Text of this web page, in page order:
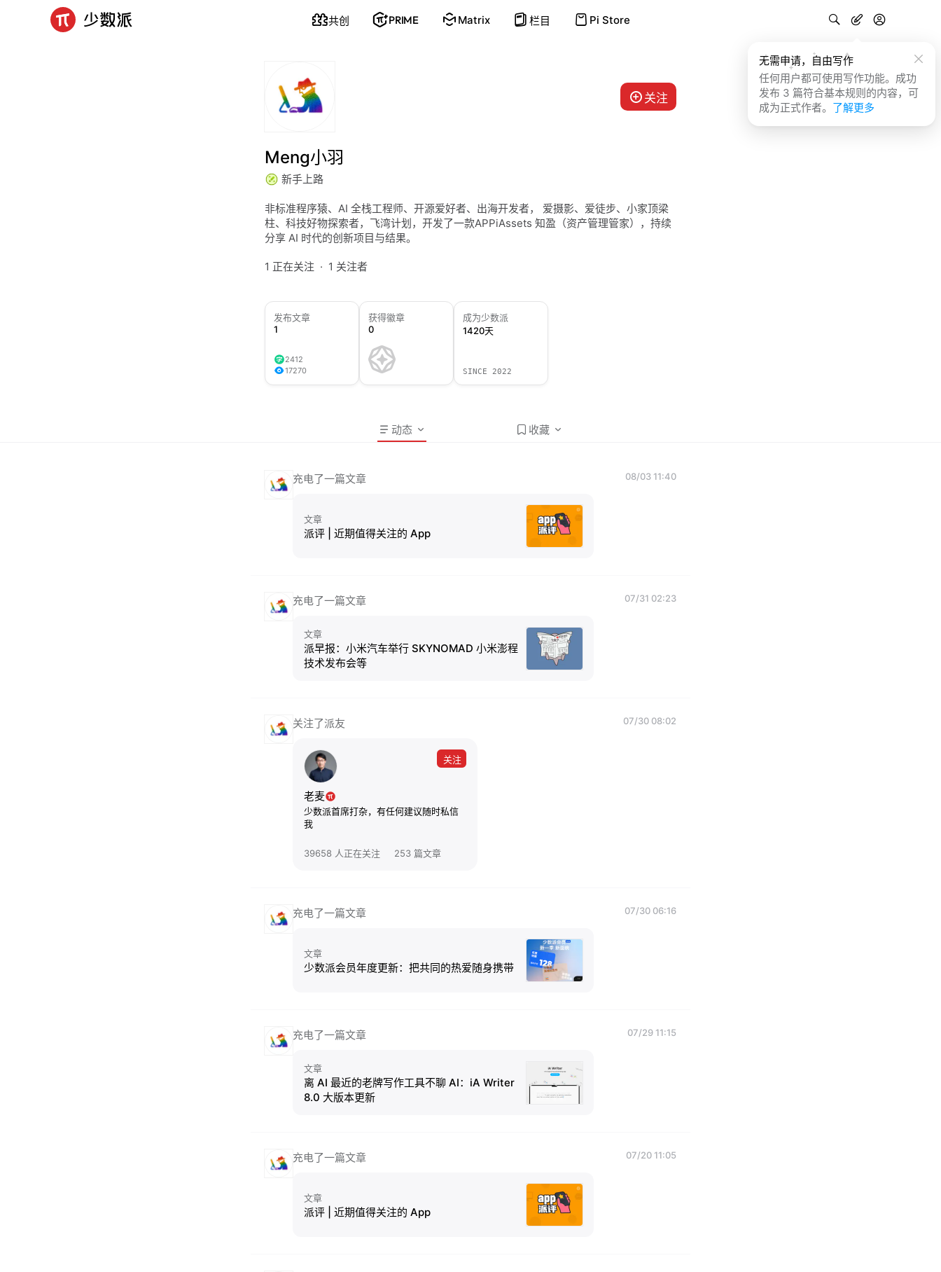
共创 PRIME Matrix 栏目 Pi Store
无需申请，自由写作
任何用户都可使用写作功能。成功
发布 3 篇符合基本规则的内容，可
成为正式作者。 了解更多
关注
Meng小羽
新手上路
非标准程序猿、AI 全栈工程师、开源爱好者、出海开发者， 爱摄影、爱徒步、小家顶梁
柱、科技好物探索者，飞湾计划，开发了一款APPiAssets 知盈（资产管理管家），持续
分享 AI 时代的创新项目与结果。
1 正在关注 1 关注者
发布文章
1
2412
17270
获得徽章
0
成为少数派
1420天
SINCE 2022
动态 收藏
充电了一篇文章 08/03 11:40
文章
派评 | 近期值得关注的 App
充电了一篇文章 07/31 02:23
文章
派早报：小米汽车举行 SKYNOMAD 小米澎程
技术发布会等
关注了派友 07/30 08:02
关注
老麦
少数派首席打杂，有任何建议随时私信
我
39658 人正在关注 253 篇文章
充电了一篇文章 07/30 06:16
文章
少数派会员年度更新：把共同的热爱随身携带
充电了一篇文章 07/29 11:15
文章
离 AI 最近的老牌写作工具不聊 AI：iA Writer
8.0 大版本更新
充电了一篇文章 07/20 11:05
文章
派评 | 近期值得关注的 App